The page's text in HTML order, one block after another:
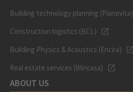
Building technology planning (Planovita)
Construction logistics (BCL)
Building Physics & Acoustics (Encira)
Real estate services (Wincasa)
ABOUT US